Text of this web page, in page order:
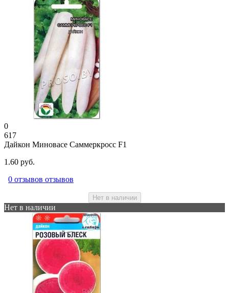
0
617
Дайкон Миновасе Саммеркросс F1
1.60 руб.
0 отзывов отзывов
Нет в наличии
Нет в наличии